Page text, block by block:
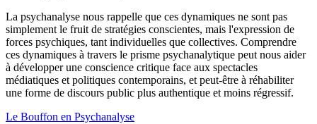
La psychanalyse nous rappelle que ces dynamiques ne sont pas
simplement le fruit de stratégies conscientes, mais l'expression de
forces psychiques, tant individuelles que collectives. Comprendre
ces dynamiques à travers le prisme psychanalytique peut nous aider
à développer une conscience critique face aux spectacles
médiatiques et politiques contemporains, et peut-être à réhabiliter
une forme de discours public plus authentique et moins régressif.
Le Bouffon en Psychanalyse